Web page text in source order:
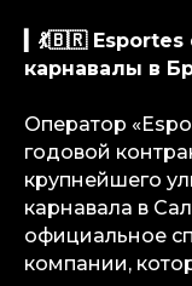
▎💃🇧🇷
карнавалы в
Оператор
годовой
крупнейшего
карнавала в
официальное
компании,
iGS — ваш ориентир
гемблинга и
полезны на всех
и обзоров до
и консалтинговой
Аналитика